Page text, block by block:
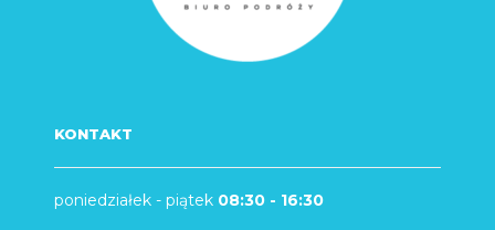
KONTAKT
poniedziałek - piątek 08:30 - 16:30